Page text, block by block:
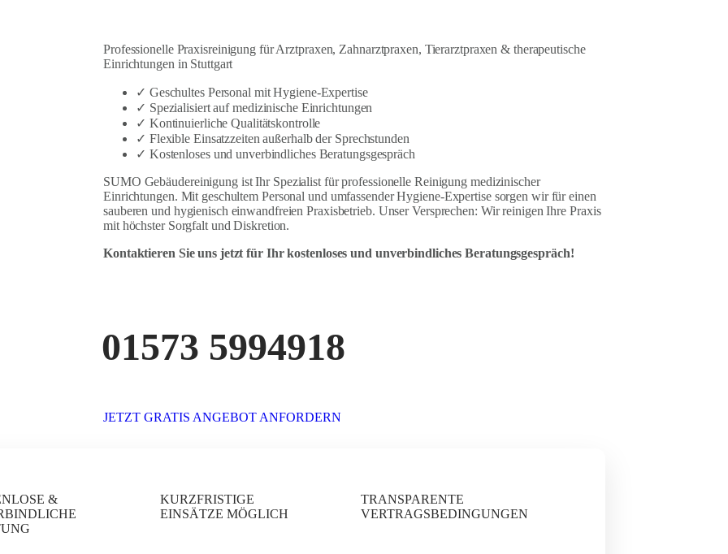
Professionelle Praxisreinigung für Arztpraxen, Zahnarztpraxen, Tierarztpraxen & therapeutische
Einrichtungen in Stuttgart
✓ Geschultes Personal mit Hygiene-Expertise
✓ Spezialisiert auf medizinische Einrichtungen
✓ Kontinuierliche Qualitätskontrolle
✓ Flexible Einsatzzeiten außerhalb der Sprechstunden
✓ Kostenloses und unverbindliches Beratungsgespräch
SUMO Gebäudereinigung ist Ihr Spezialist für professionelle Reinigung medizinischer
Einrichtungen. Mit geschultem Personal und umfassender Hygiene-Expertise sorgen wir für einen
sauberen und hygienisch einwandfreien Praxisbetrieb. Unser Versprechen: Wir reinigen Ihre Praxis
mit höchster Sorgfalt und Diskretion.
Kontaktieren Sie uns jetzt für Ihr kostenloses und unverbindliches Beratungsgespräch!
01573 5994918
JETZT GRATIS ANGEBOT ANFORDERN
&
KURZFRISTIGE
EINSÄTZE MÖGLICH
TRANSPARENTE
VERTRAGSBEDINGUNGEN